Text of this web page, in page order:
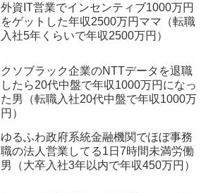
外資IT営業でインセンティブ1000万円
をゲットした年収2500万円ママ（転職
入社5年くらいで年収2500万円）
クソブラック企業のNTTデータを退職
したら20代中盤で年収1000万円になっ
た男（転職入社20代中盤で年収1000万
円）
ゆるふわ政府系統金融機関でほぼ事務
職の法人営業してる1日7時間未満労働
男（大卒入社3年以内で年収450万円）